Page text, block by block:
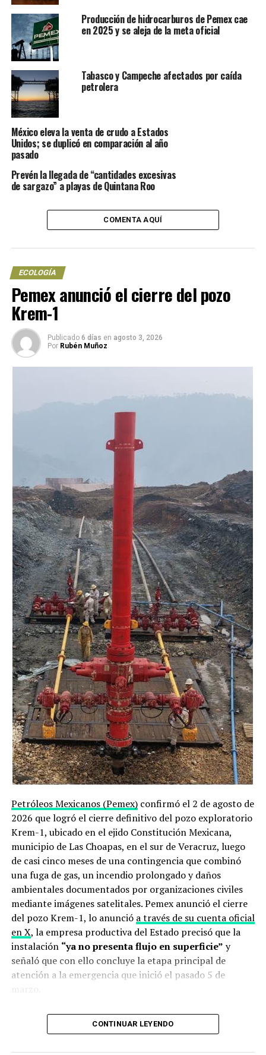
ambiente ya que la línea de arribo del petróleo crudo se
encuentra dentro de la reserva de la Laguna de
Términos.
PLAYAS
UP NEXT
Aprueban propuesta del senador Velasco para que
climático
DON'T MISS
Emergencia ambiental en Perú por derrame de petróleo
Producción de hidrocarburos de Pemex cae
en 2025 y se aleja de la meta oficial
Tabasco y Campeche afectados por caída
petrolera
México eleva la venta de crudo a Estados
Unidos; se duplicó en comparación al año
pasado
Prevén la llegada de “cantidades excesivas
de sargazo” a playas de Quintana Roo
COMENTA AQUÍ
ECOLOGÍA
Pemex anunció el cierre del pozo
Krem-1
Publicado 6 días en agosto 3, 2026
Por Rubén Muñoz
Petróleos Mexicanos (Pemex)confirmó el 2 de agosto de
2026 que logró el cierre definitivo del pozo exploratorio
Krem-1, ubicado en el ejido Constitución Mexicana,
municipio de Las Choapas, en el sur de Veracruz, luego
de casi cinco meses de una contingencia que combinó
una fuga de gas, un incendio prolongado y daños
ambientales documentados por organizaciones civiles
mediante imágenes satelitales. Pemex anunció el cierre
del pozo Krem-1, lo anunció a través de su cuenta oficial
en X, la empresa productiva del Estado precisó que la
instalación “ya no presenta flujo en superficie” y
señaló que con ello concluye la etapa principal de
atención a la emergencia que inició el pasado 5 de
Qué anunció Pemex sobre el cierre
CONTINUAR LEYENDO